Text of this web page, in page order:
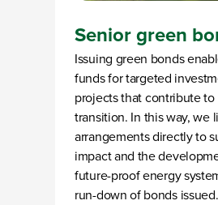
Senior green
Issuing green bonds
funds for targeted
projects that contribute
transition. In this way, we
arrangements directly to
impact and the
future-proof energy
run-down of bonds issued.